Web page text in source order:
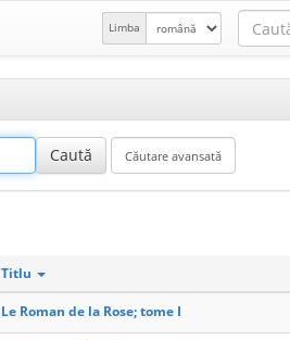
Limba
Titlu
Le Roman de la Rose; tome I